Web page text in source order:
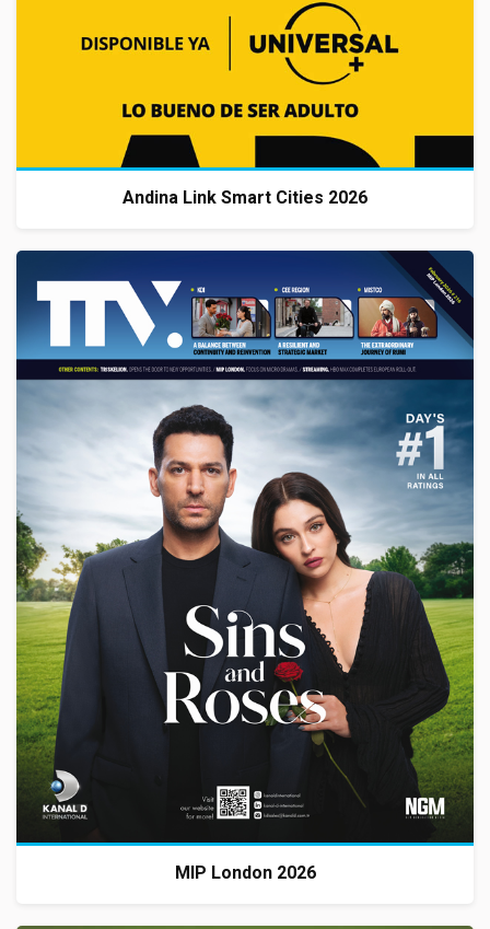
Andina Link Smart Cities 2026
MIP London 2026